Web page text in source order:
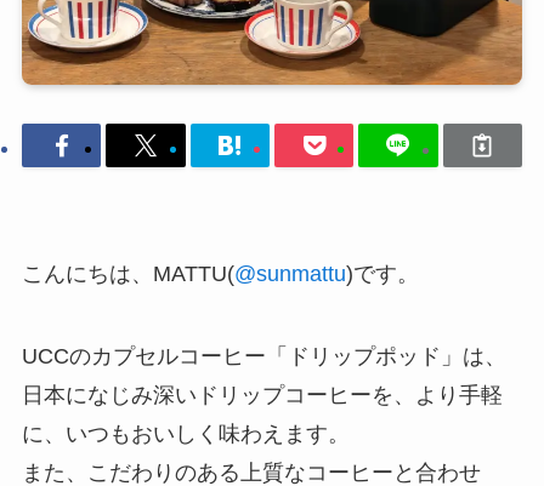
こんにちは、MATTU(@sunmattu)です。
UCCのカプセルコーヒー「ドリップポッド」は、
日本になじみ深いドリップコーヒーを、より手軽
に、いつもおいしく味わえます。
また、こだわりのある上質なコーヒーと合わせ